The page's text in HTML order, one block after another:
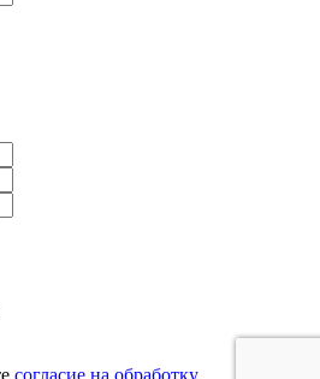
согласие на обработку